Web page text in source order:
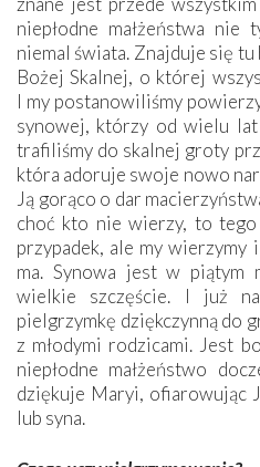
niepłodne małżeństwa
niemal świata. Znajduje się
Bożej Skalnej, o której
I my postanowiliśmy
synowej, którzy od wielu
trafiliśmy do skalnej groty
która adoruje swoje nowo
Ją gorąco o dar
choć kto nie wierzy, to
przypadek, ale my wierzymy
ma. Synowa jest w piątym
wielkie szczęście. I już
pielgrzymkę dziękczynną do
z młodymi rodzicami. Jest
niepłodne małżeństwo
dziękuje Maryi, ofiarowując
lub syna.